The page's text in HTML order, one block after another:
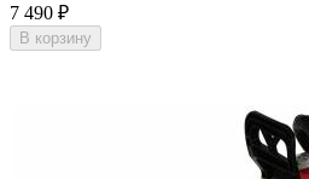
7 490 ₽
В корзину